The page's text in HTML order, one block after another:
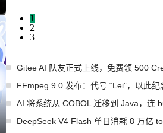
1
2
3
Gitee AI 队友正式上线，免费领 500
FFmpeg 9.0 发布：代号 “Lei”，以此
AI 将系统从 COBOL 迁移到 Java，连
DeepSeek V4 Flash 单日消耗 8 万亿